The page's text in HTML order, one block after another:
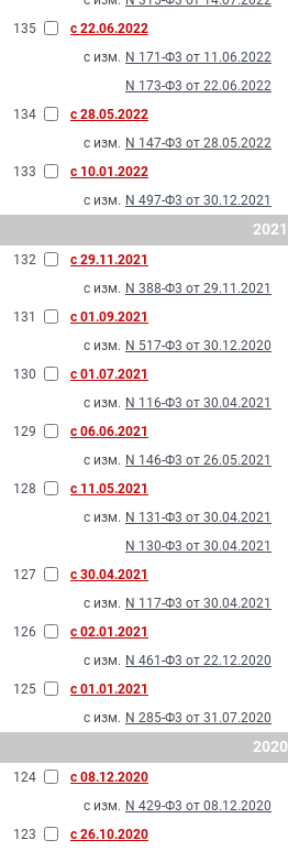
135
с 22.06.2022
с изм. N 171-Ф3 от 11.06.2022
N 173-Ф3 от 22.06.2022
134
с 28.05.2022
с изм. N 147-Ф3 от 28.05.2022
133
с 10.01.2022
с изм. N 497-Ф3 от 30.12.2021
2021
132
с 29.11.2021
с изм. N 388-Ф3 от 29.11.2021
131
с 01.09.2021
с изм. N 517-Ф3 от 30.12.2020
130
с 01.07.2021
с изм. N 116-Ф3 от 30.04.2021
129
с 06.06.2021
с изм. N 146-Ф3 от 26.05.2021
128
с 11.05.2021
с изм. N 131-Ф3 от 30.04.2021
N 130-Ф3 от 30.04.2021
127
с 30.04.2021
с изм. N 117-Ф3 от 30.04.2021
126
с 02.01.2021
с изм. N 461-Ф3 от 22.12.2020
125
с 01.01.2021
с изм. N 285-Ф3 от 31.07.2020
2020
124
с 08.12.2020
с изм. N 429-Ф3 от 08.12.2020
123
с 26.10.2020